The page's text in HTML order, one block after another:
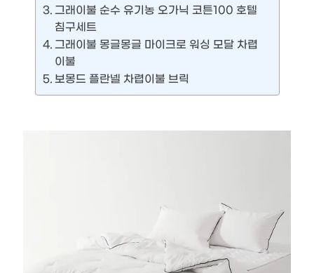
그래이불 순수 유기농 오가닉 코튼100 호텔
침구세트
그래이불 몽글몽글 마이크로 워싱 모달 차렵
이불
보몽드 플란넬 차렵이불 브릭